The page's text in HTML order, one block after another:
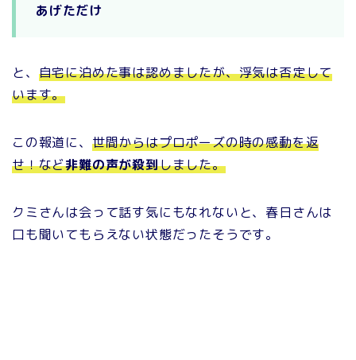
あげただけ
と、 自宅に泊めた事は認めましたが、浮気は否定して
います。
この報道に、 世間からはプロポーズの時の感動を返
せ！など非難の声が殺到しました。
クミさんは会って話す気にもなれないと、春日さんは
口も聞いてもらえない状態だったそうです。